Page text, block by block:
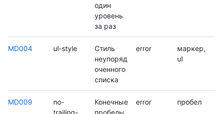
один
уровень
за раз
MD004 ul-style
Стиль
неупоряд
оченного
списка
error
маркер,
ul
MD009
no-
trailing-
Конечные
пробелы
error пробел